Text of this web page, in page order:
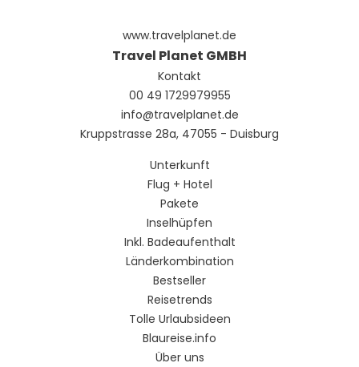
www.travelplanet.de
Travel Planet GMBH
Kontakt
00 49 1729979955
info@travelplanet.de
Kruppstrasse 28a, 47055 - Duisburg
Unterkunft
Flug + Hotel
Pakete
Inselhüpfen
Inkl. Badeaufenthalt
Länderkombination
Bestseller
Reisetrends
Tolle Urlaubsideen
Blaureise.info
Über uns